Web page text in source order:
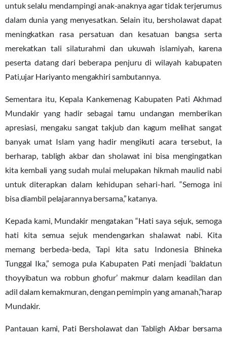
untuk selalu mendampingi anak-anaknya agar tidak terjerumus
dalam dunia yang menyesatkan. Selain itu, bersholawat dapat
meningkatkan rasa persatuan dan kesatuan bangsa serta
merekatkan tali silaturahmi dan ukuwah islamiyah, karena
peserta datang dari beberapa penjuru di wilayah kabupaten
Pati,ujar Hariyanto mengakhiri sambutannya.
Sementara itu, Kepala Kankemenag Kabupaten Pati Akhmad
Mundakir yang hadir sebagai tamu undangan memberikan
apresiasi, mengaku sangat takjub dan kagum melihat sangat
banyak umat Islam yang hadir mengikuti acara tersebut, Ia
berharap, tabligh akbar dan sholawat ini bisa mengingatkan
kita kembali yang sudah mulai melupakan hikmah maulid nabi
untuk diterapkan dalam kehidupan sehari-hari. “Semoga ini
bisa diambil pelajarannya bersama,” katanya.
Kepada kami, Mundakir mengatakan “Hati saya sejuk, semoga
hati kita semua sejuk mendengarkan shalawat nabi. Kita
memang berbeda-beda, Tapi kita satu Indonesia Bhineka
Tunggal Ika,” semoga pula Kabupaten Pati menjadi ‘baldatun
thoyyibatun wa robbun ghofur’ makmur dalam keadilan dan
adil dalam kemakmuran, dengan pemimpin yang amanah,”harap
Mundakir.
Pantauan kami, Pati Bersholawat dan Tabligh Akbar bersama